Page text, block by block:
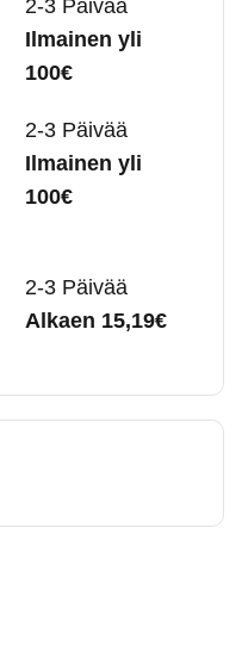
2-3 Päivää
Ilmainen yli
100€
2-3 Päivää
Ilmainen yli
100€
2-3 Päivää
Alkaen 15,19€